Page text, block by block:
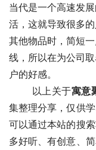
当代是一个高速发
活，这就导致很多
其他物品时，简短
线，所以在为公司
户的好感。
       以上关于
寓意
集整理分享，仅供
可以通过本站的搜
多好听、有创意、